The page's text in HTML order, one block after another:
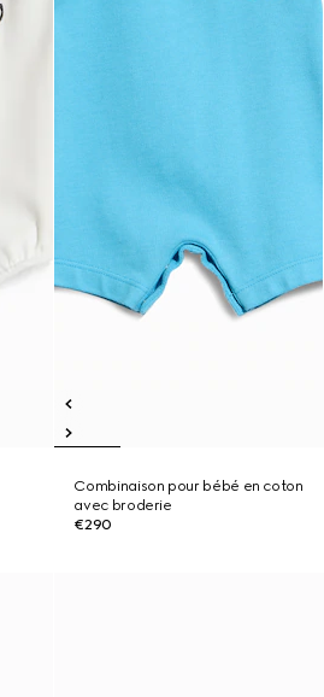
Combinaison pour bébé en coton
avec broderie
€290